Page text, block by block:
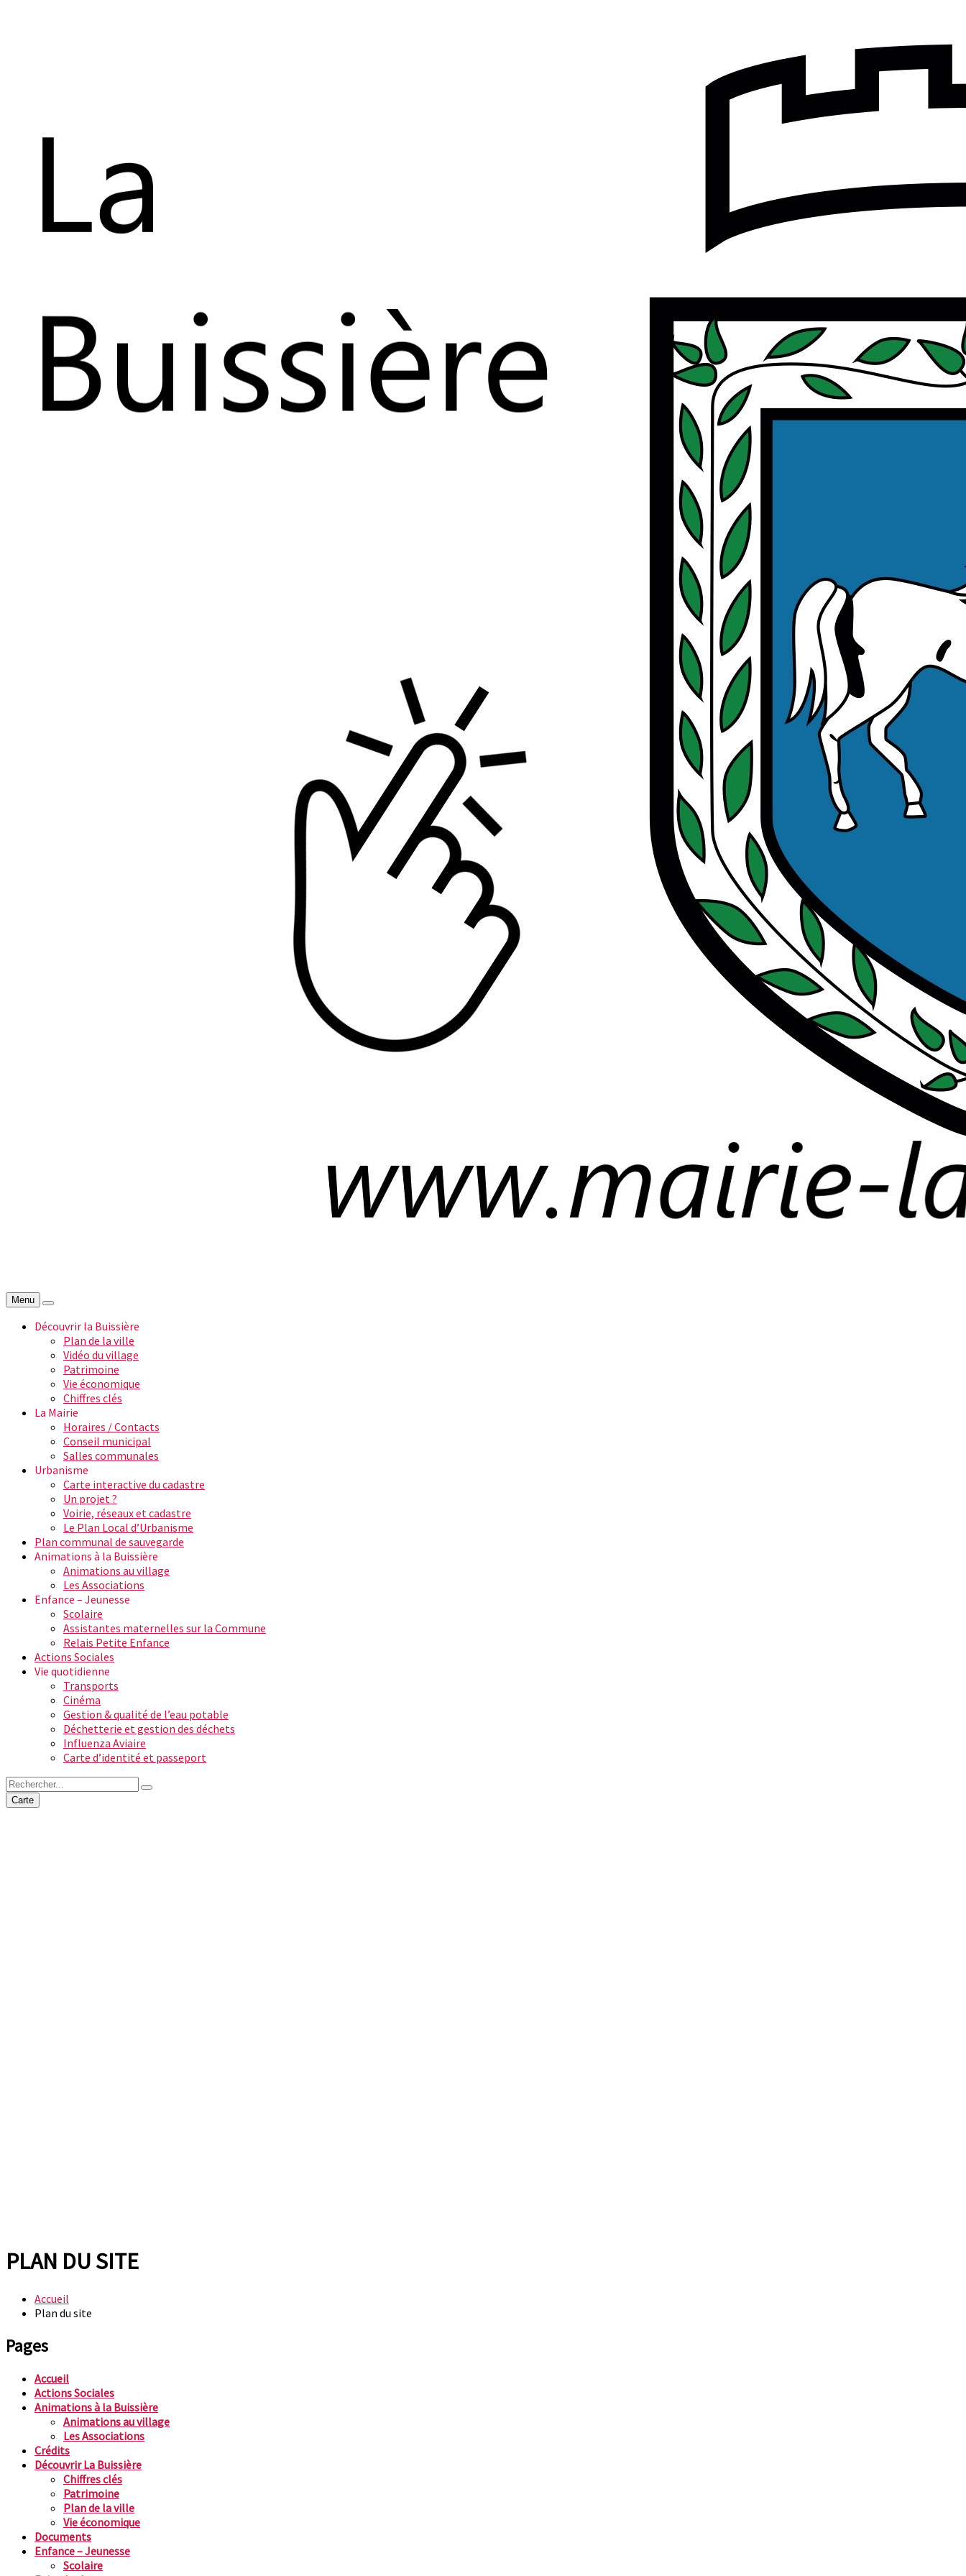
Menu
Découvrir la Buissière
Plan de la ville
Vidéo du village
Patrimoine
Vie économique
Chiffres clés
La Mairie
Horaires / Contacts
Conseil municipal
Salles communales
Urbanisme
Carte interactive du cadastre
Un projet ?
Voirie, réseaux et cadastre
Le Plan Local d’Urbanisme
Plan communal de sauvegarde
Animations à la Buissière
Animations au village
Les Associations
Enfance – Jeunesse
Scolaire
Assistantes maternelles sur la Commune
Relais Petite Enfance
Actions Sociales
Vie quotidienne
Transports
Cinéma
Gestion & qualité de l’eau potable
Déchetterie et gestion des déchets
Influenza Aviaire
Carte d’identité et passeport
Carte
PLAN DU SITE
Accueil
Plan du site
Pages
Accueil
Actions Sociales
Animations à la Buissière
Animations au village
Les Associations
Crédits
Découvrir La Buissière
Chiffres clés
Patrimoine
Plan de la ville
Vie économique
Documents
Enfance – Jeunesse
Scolaire